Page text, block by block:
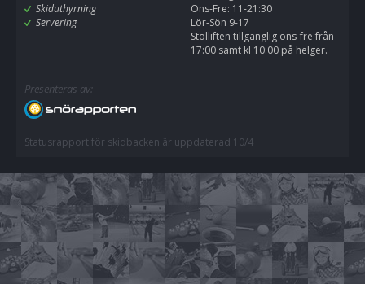
Skiduthyrning
Servering
Ons-Fre: 11-21:30
Lör-Sön 9-17
Stolliften tillgänglig ons-fre från
17:00 samt kl 10:00 på helger.
Presenteras av:
Statusrapport för skidbacken är uppdaterad 10/4